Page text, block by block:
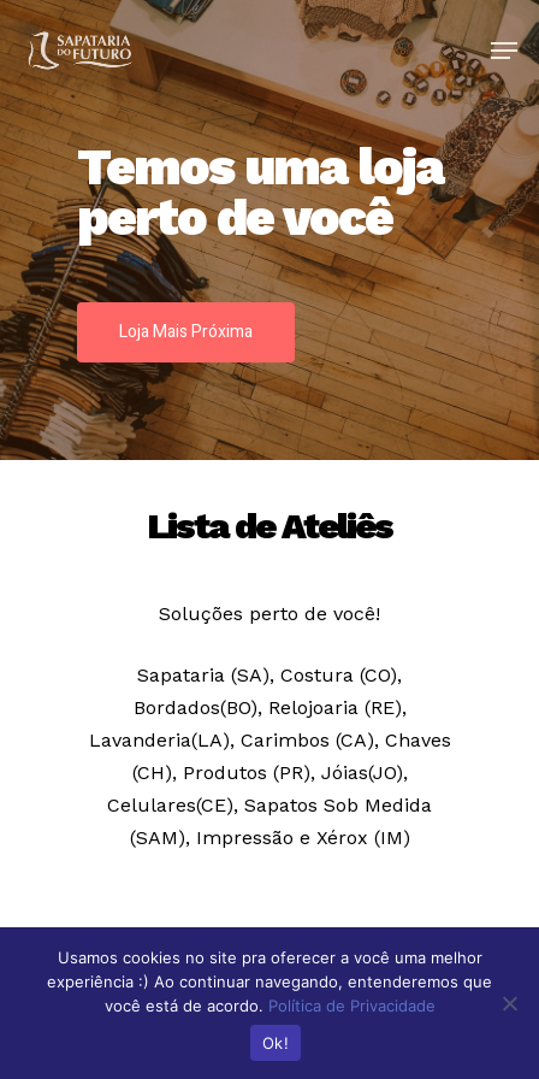
Temos uma loja
perto de você
Loja Mais Próxima
Lista de Ateliês
Soluções perto de você!
Sapataria (SA), Costura (CO),
Bordados(BO), Relojoaria (RE),
Lavanderia(LA), Carimbos (CA), Chaves
(CH), Produtos (PR), Jóias(JO),
Celulares(CE), Sapatos Sob Medida
(SAM), Impressão e Xérox (IM)
Rio de Janeiro
Usamos cookies no site pra oferecer a você uma melhor
experiência :) Ao continuar navegando, entenderemos que
você está de acordo. Política de Privacidade
Ok!